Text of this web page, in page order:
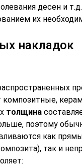
десен и
их
накладок
толщина
поэтому
как
так и